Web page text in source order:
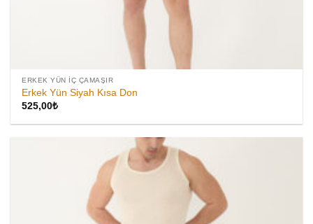
ERKEK YÜN İÇ ÇAMAŞIR
Erkek Yün Siyah Kısa Don
525,00₺